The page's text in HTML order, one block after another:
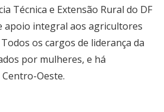
Técnica e Extensão Rural do DF
apoio integral aos agricultores
os cargos de liderança da
por mulheres, e há
Oeste.